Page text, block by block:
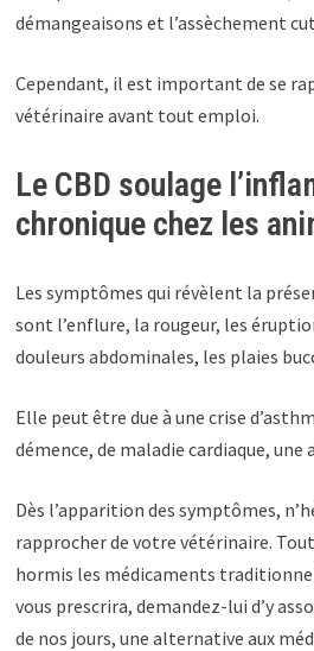
démangeaisons et l’assèchement
Cependant, il est important de se
vétérinaire avant tout emploi.
Le CBD soulage
chronique chez les
Les symptômes qui révèlent la
sont l’enflure, la rougeur, les
douleurs abdominales, les plaies
Elle peut être due à une crise
démence, de maladie cardiaque,
Dès l’apparition des symptômes,
rapprocher de votre vétérinaire.
hormis les médicaments
vous prescrira, demandez-lui d’y
de nos jours, une alternative aux